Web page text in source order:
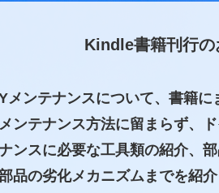
Kindle書籍刊行の
メンテナンスについて、書籍
ンテナンス方法に留まらず、
ンスに必要な工具類の紹介、
品の劣化メカニズムまでを紹介